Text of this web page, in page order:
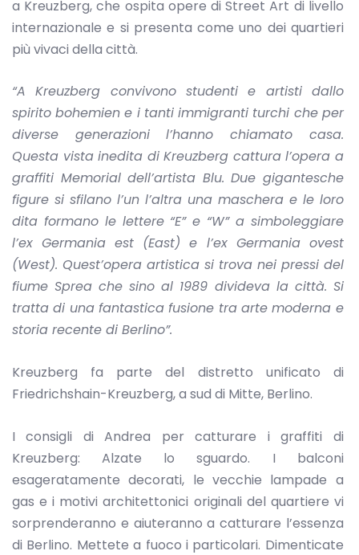
a Kreuzberg, che ospita opere di Street Art di livello
internazionale e si presenta come uno dei quartieri
più vivaci della città.
“A Kreuzberg convivono studenti e artisti dallo
spirito bohemien e i tanti immigranti turchi che per
diverse generazioni l’hanno chiamato casa.
Questa vista inedita di Kreuzberg cattura l’opera a
graffiti Memorial dell’artista Blu. Due gigantesche
figure si sfilano l’un l’altra una maschera e le loro
dita formano le lettere “E” e “W” a simboleggiare
l’ex Germania est (East) e l’ex Germania ovest
(West). Quest’opera artistica si trova nei pressi del
fiume Sprea che sino al 1989 divideva la città. Si
tratta di una fantastica fusione tra arte moderna e
storia recente di Berlino”.
Kreuzberg fa parte del distretto unificato di
Friedrichshain-Kreuzberg, a sud di Mitte, Berlino.
I consigli di Andrea per catturare i graffiti di
Kreuzberg: Alzate lo sguardo. I balconi
esageratamente decorati, le vecchie lampade a
gas e i motivi architettonici originali del quartiere vi
sorprenderanno e aiuteranno a catturare l’essenza
di Berlino. Mettete a fuoco i particolari. Dimenticate